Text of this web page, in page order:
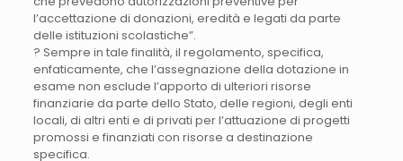
l’accettazione di donazioni, eredità e legati da parte
delle istituzioni scolastiche”.
? Sempre in tale finalità, il regolamento, specifica,
enfaticamente, che l’assegnazione della dotazione in
esame non esclude l’apporto di ulteriori risorse
finanziarie da parte dello Stato, delle regioni, degli enti
locali, di altri enti e di privati per l’attuazione di progetti
promossi e finanziati con risorse a destinazione
specifica.